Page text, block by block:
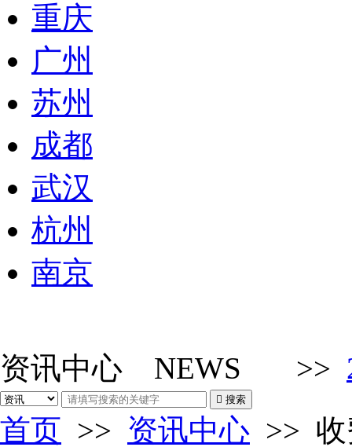
重庆
广州
苏州
成都
武汉
杭州
南京
资讯中心 NEWS >>
 搜索
首页 >> 资讯中心 >>